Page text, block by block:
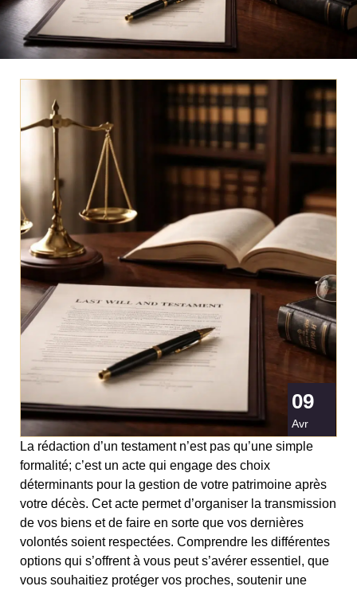
09
Avr
La rédaction d’un testament n’est pas qu’une simple
formalité; c’est un acte qui engage des choix
déterminants pour la gestion de votre patrimoine après
votre décès. Cet acte permet d’organiser la transmission
de vos biens et de faire en sorte que vos dernières
volontés soient respectées. Comprendre les différentes
options qui s’offrent à vous peut s’avérer essentiel, que
vous souhaitiez protéger vos proches, soutenir une